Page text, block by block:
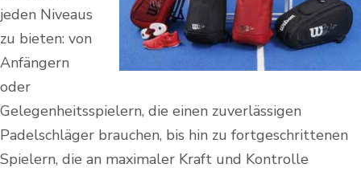
jeden Niveaus
zu bieten: von
Anfängern
oder
Gelegenheitsspielern, die einen zuverlässigen
Padelschläger brauchen, bis hin zu fortgeschrittenen
Spielern, die an maximaler Kraft und Kontrolle